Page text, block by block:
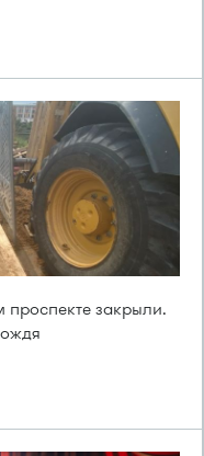
закрыли.